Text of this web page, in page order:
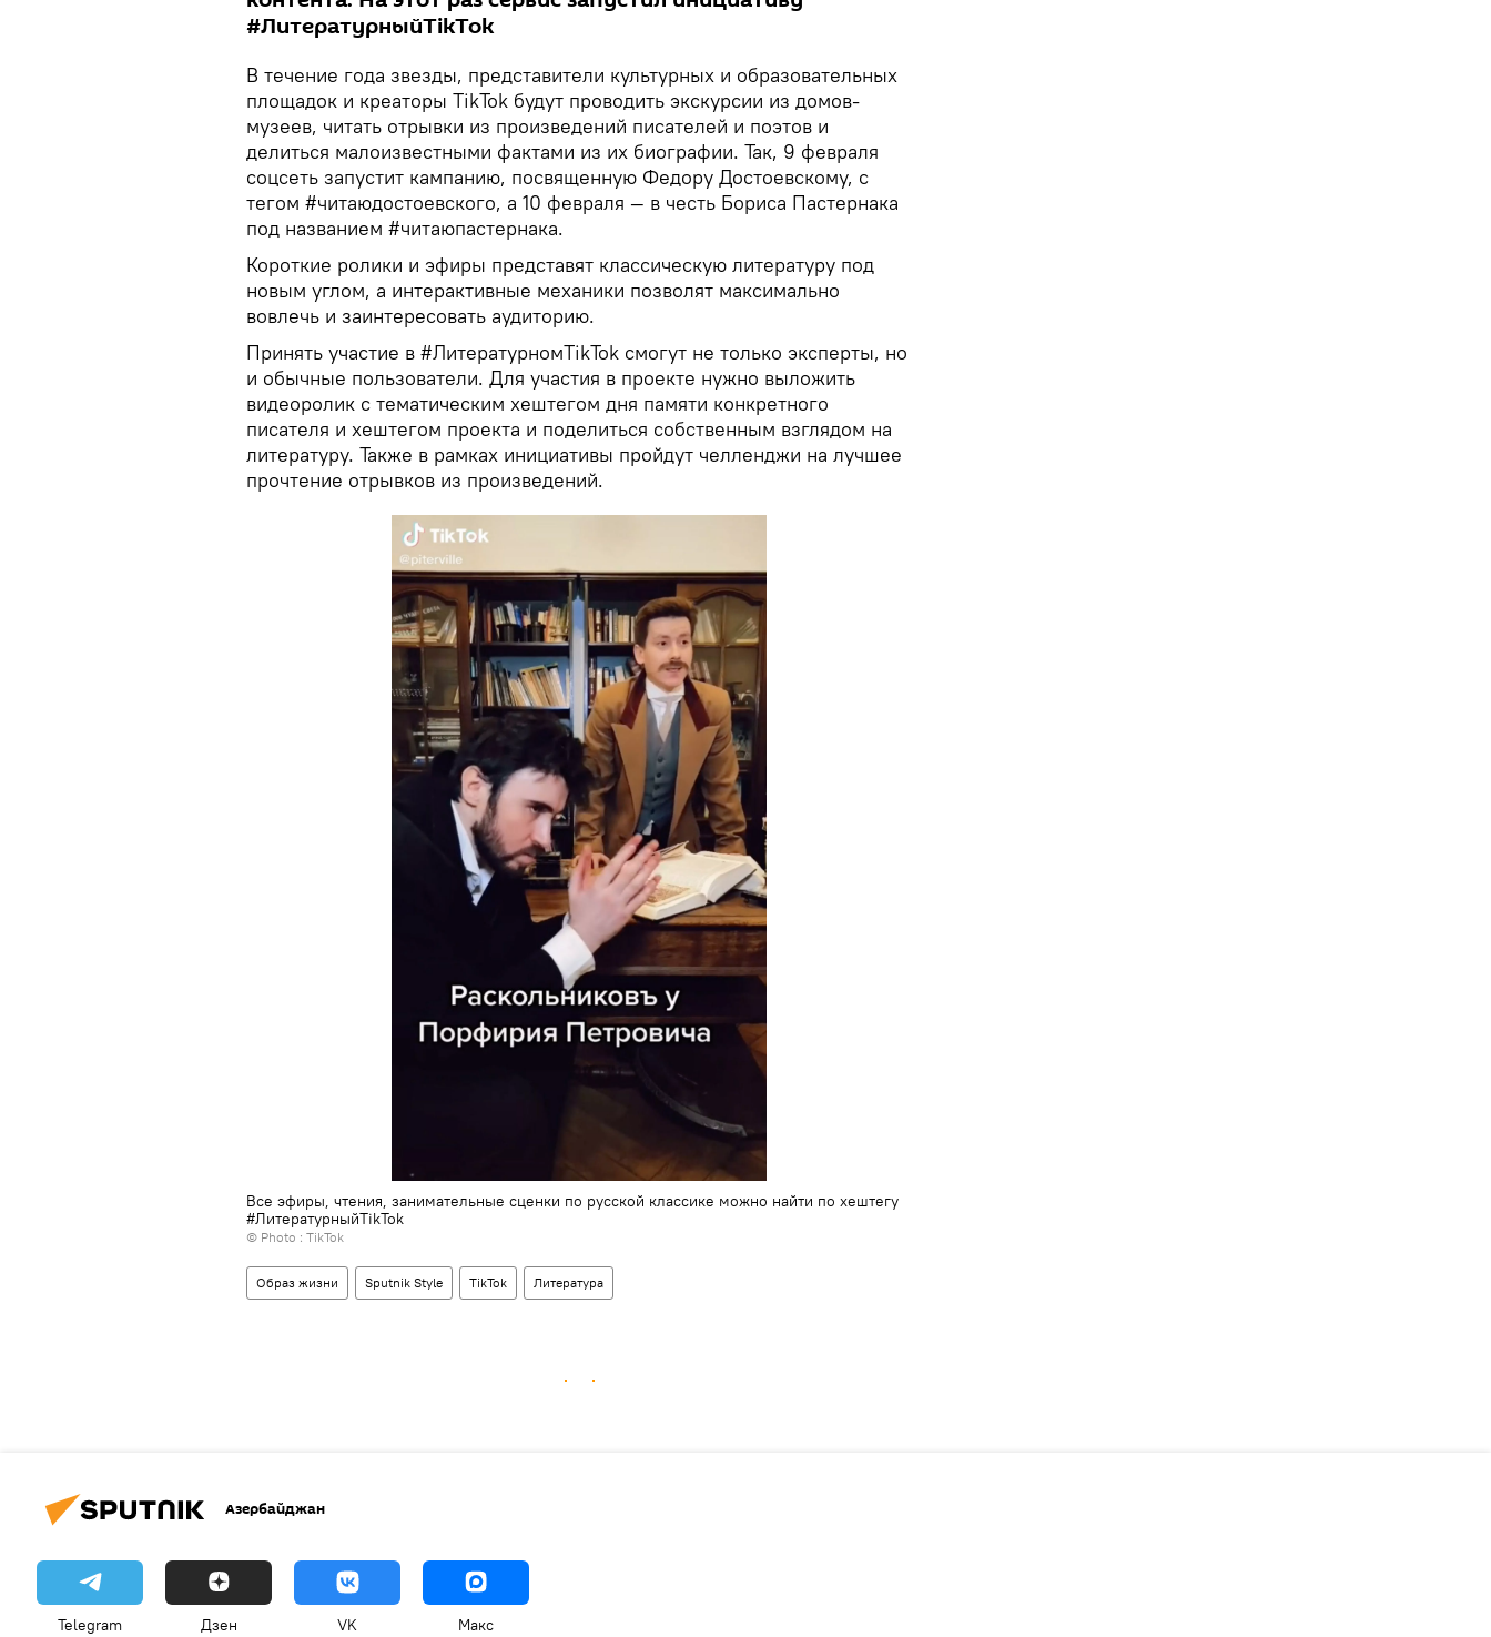
#ЛитературныйTikTok
В течение года звезды, представители культурных и образовательных
площадок и креаторы TikTok будут проводить экскурсии из домов-
музеев, читать отрывки из произведений писателей и поэтов и
делиться малоизвестными фактами из их биографии. Так, 9 февраля
соцсеть запустит кампанию, посвященную Федору Достоевскому, с
тегом #читаюдостоевского, а 10 февраля — в честь Бориса Пастернака
под названием #читаюпастернака.
Короткие ролики и эфиры представят классическую литературу под
новым углом, а интерактивные механики позволят максимально
вовлечь и заинтересовать аудиторию.
Принять участие в #ЛитературномTikTok смогут не только эксперты, но
и обычные пользователи. Для участия в проекте нужно выложить
видеоролик с тематическим хештегом дня памяти конкретного
писателя и хештегом проекта и поделиться собственным взглядом на
литературу. Также в рамках инициативы пройдут челленджи на лучшее
прочтение отрывков из произведений.
Все эфиры, чтения, занимательные сценки по русской классике можно найти по хештегу
#ЛитературныйTikTok
© Photo : TikTok
Образ жизни Sputnik Style TikTok Литература
Азербайджан
Telegram Дзен VK Макс